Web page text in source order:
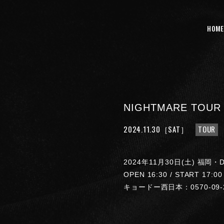
HOME
NIGHTMARE
2024.11.30 ［SAT］ TOUR
2024年11月30日(土) 福岡・
OPEN 16:30 / START 17:00
キョードー西日本：0570-